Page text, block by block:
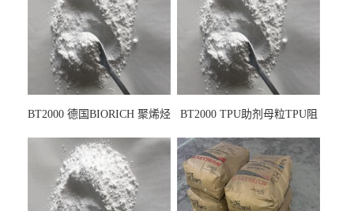
BT2000 德国BIORICH 聚烯烃
墨阻燃剂 TPU抗黄变剂 抗黄
变耐黄剂
BT2000 TPU助剂母粒TPU阻
剂雾面滑剂防粘剂 TPU抗黄
变剂 抗黄变耐黄剂